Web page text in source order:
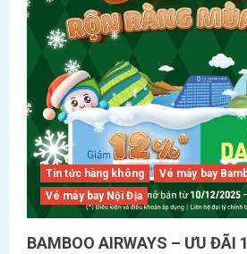
Tin tức hàng không
Vé máy bay
Vé máy bay Nội Địa
BAMBOO AIRWAYS – ƯU ĐÃI